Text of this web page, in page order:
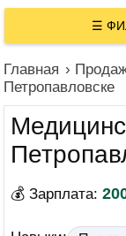
☰
Главная ›
Петропавловске
💰 Зарплата: